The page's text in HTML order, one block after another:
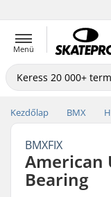
Menü
Kezdőlap BMX
BMXFIX
American
Bearing